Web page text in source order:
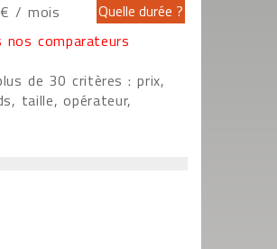
€ / mois
comparateurs
de 30 critères : prix,
taille, opérateur,